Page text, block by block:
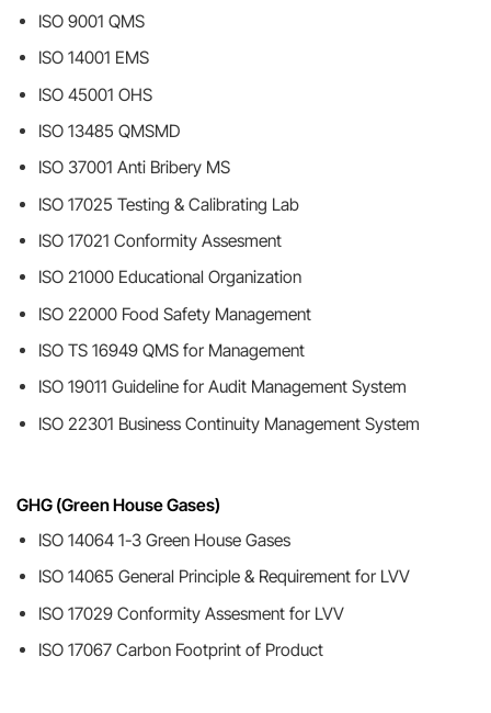
ISO 9001 QMS
ISO 14001 EMS
ISO 45001 OHS
ISO 13485 QMSMD
ISO 37001 Anti Bribery MS
ISO 17025 Testing & Calibrating Lab
ISO 17021 Conformity Assesment
ISO 21000 Educational Organization
ISO 22000 Food Safety Management
ISO TS 16949 QMS for Management
ISO 19011 Guideline for Audit Management System
ISO 22301 Business Continuity Management System
GHG (Green House Gases)
ISO 14064 1-3 Green House Gases
ISO 14065 General Principle & Requirement for LVV
ISO 17029 Conformity Assesment for LVV
ISO 17067 Carbon Footprint of Product